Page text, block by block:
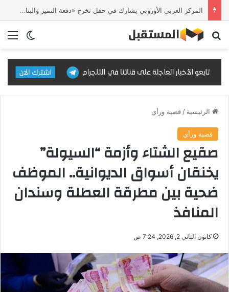
المركز العربي الأوروبي يشارك في حفل تخرج «دفعة التميز والبناء» للطلبة العراقيين في إسطنبول
الوضع بحث عن
الرئيسية / قضية ورأي
قضية ورأي
صقيع الشتاء وأزمة “السيولة”
يخنقان أسواق الديوانية.. الموظف
ضحية بين مطرقة العطلة وسندان
المنافذ
كانون الثاني 2, 2026, 7:24 ص